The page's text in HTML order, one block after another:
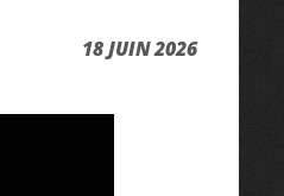
18 JUIN 2026